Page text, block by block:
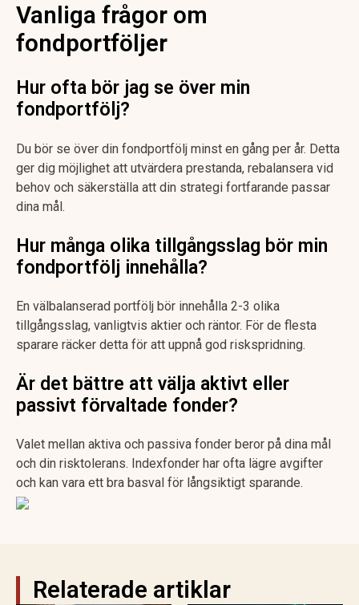
Vanliga frågor om
fondportföljer
Hur ofta bör jag se över min
fondportfölj?
Du bör se över din fondportfölj minst en gång per år. Detta
ger dig möjlighet att utvärdera prestanda, rebalansera vid
behov och säkerställa att din strategi fortfarande passar
dina mål.
Hur många olika tillgångsslag bör min
fondportfölj innehålla?
En välbalanserad portfölj bör innehålla 2-3 olika
tillgångsslag, vanligtvis aktier och räntor. För de flesta
sparare räcker detta för att uppnå god riskspridning.
Är det bättre att välja aktivt eller
passivt förvaltade fonder?
Valet mellan aktiva och passiva fonder beror på dina mål
och din risktolerans. Indexfonder har ofta lägre avgifter
och kan vara ett bra basval för långsiktigt sparande.
Relaterade artiklar